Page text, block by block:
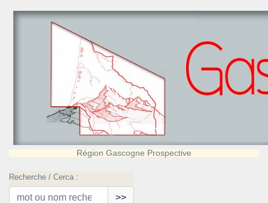
Région Gascogne Prospective
Recherche / Cerca :
>>